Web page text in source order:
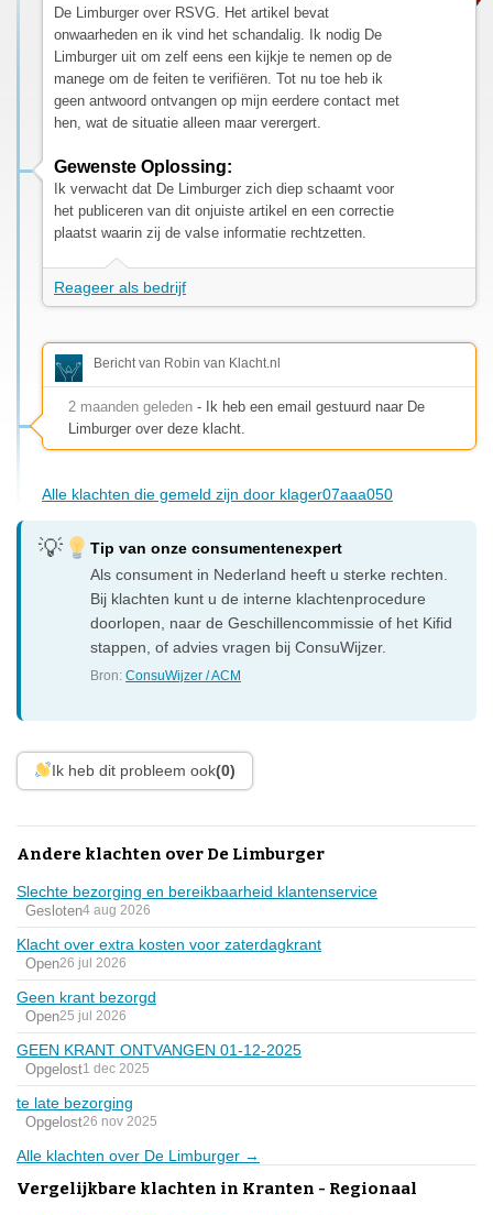
De Limburger over RSVG. Het artikel bevat
onwaarheden en ik vind het schandalig. Ik nodig De
Limburger uit om zelf eens een kijkje te nemen op de
manege om de feiten te verifiëren. Tot nu toe heb ik
geen antwoord ontvangen op mijn eerdere contact met
hen, wat de situatie alleen maar verergert.
Gewenste Oplossing:
Ik verwacht dat De Limburger zich diep schaamt voor
het publiceren van dit onjuiste artikel en een correctie
plaatst waarin zij de valse informatie rechtzetten.
Reageer als bedrijf
Bericht van Robin van Klacht.nl
2 maanden geleden - Ik heb een email gestuurd naar De
Limburger over deze klacht.
Alle klachten die gemeld zijn door klager07aaa050
Tip van onze consumentenexpert
Als consument in Nederland heeft u sterke rechten.
Bij klachten kunt u de interne klachtenprocedure
doorlopen, naar de Geschillencommissie of het Kifid
stappen, of advies vragen bij ConsuWijzer.
Bron:ConsuWijzer / ACM
Ik heb dit probleem ook(0)
Andere klachten over De Limburger
Slechte bezorging en bereikbaarheid klantenservice
Gesloten4 aug 2026
Klacht over extra kosten voor zaterdagkrant
Open26 jul 2026
Geen krant bezorgd
Open25 jul 2026
GEEN KRANT ONTVANGEN 01-12-2025
Opgelost1 dec 2025
te late bezorging
Opgelost26 nov 2025
Alle klachten over De Limburger →
Vergelijkbare klachten in Kranten - Regionaal